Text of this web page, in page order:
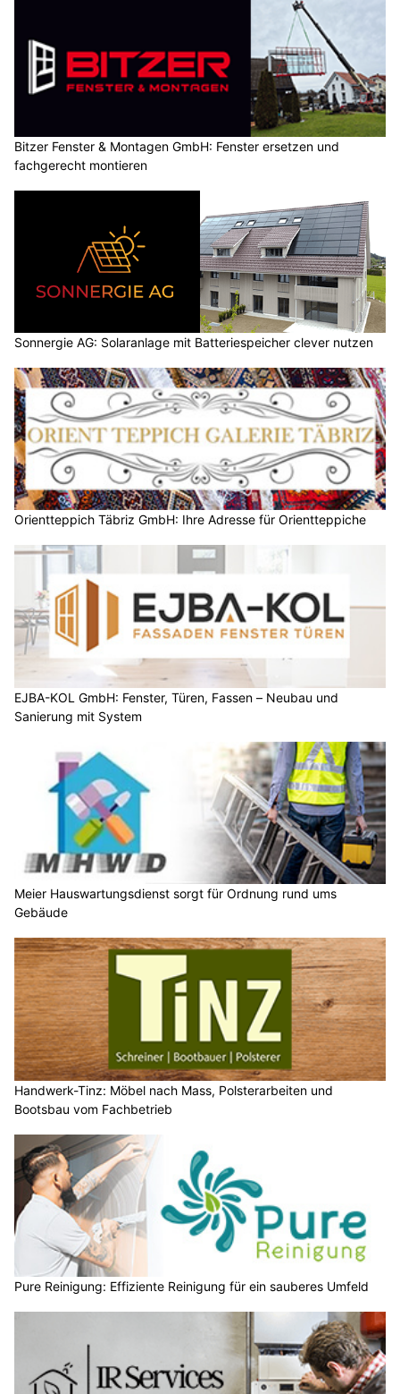
Bitzer Fenster & Montagen GmbH: Fenster ersetzen und
fachgerecht montieren
Sonnergie AG: Solaranlage mit Batteriespeicher clever nutzen
Orientteppich Täbriz GmbH: Ihre Adresse für Orientteppiche
EJBA-KOL GmbH: Fenster, Türen, Fassen – Neubau und
Sanierung mit System
Meier Hauswartungsdienst sorgt für Ordnung rund ums
Gebäude
Handwerk-Tinz: Möbel nach Mass, Polsterarbeiten und
Bootsbau vom Fachbetrieb
Pure Reinigung: Effiziente Reinigung für ein sauberes Umfeld